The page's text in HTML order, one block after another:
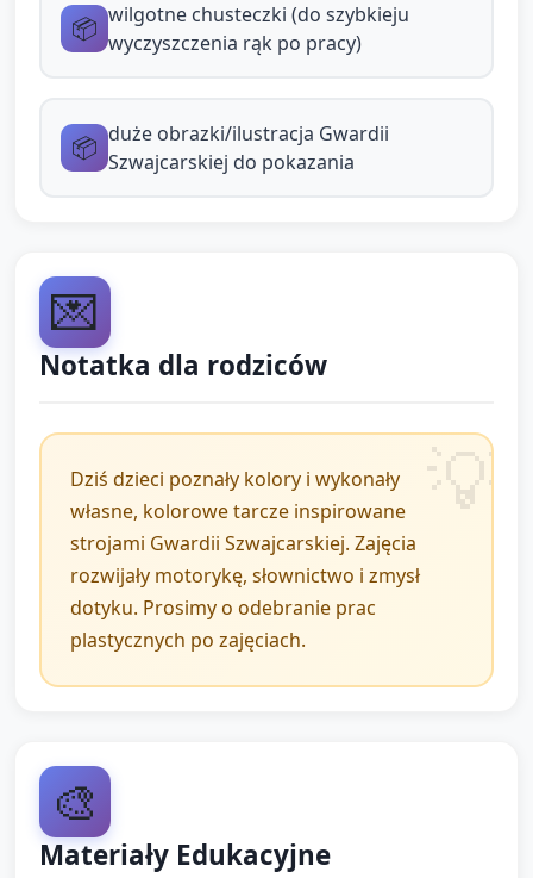
Krótka prezentacja i ruch (2–3 min): po
skończeniu kilka dzieci (2–3) pokazuje
zachęca wszystkie dzieci do krótkiego
„marszu” w miejscu lub małego kroczenia
Zakończenie i
swoją tarczę i powiedziało jedno słowo o niej (np.
„czerwony”, „twardy”, „naklejka”), opiekun pomaga
w sformułowaniu wypowiedzi.
Krótkie podsumowanie: opiekun przypomina 2–3
nowe słowa („tarcza, pasek, kolor”) i chwali za
📦 wilgotne chusteczki (do szybkieju
wyczyszczenia rąk po pracy)
📦 duże obrazki/ilustracja Gwardii
Szwajcarskiej do pokazania
💌
Notatka dla rodziców
Dziś dzieci poznały kolory i wykonały
własne, kolorowe tarcze inspirowane
strojami Gwardii Szwajcarskiej. Zajęcia
rozwijały motorykę, słownictwo i zmysł
dotyku. Prosimy o odebranie prac
plastycznych po zajęciach.
🎨
Materiały Edukacyjne